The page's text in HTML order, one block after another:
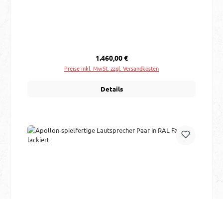
Regulärer Preis:
1.460,00 €
Preise inkl. MwSt. zzgl. Versandkosten
Details